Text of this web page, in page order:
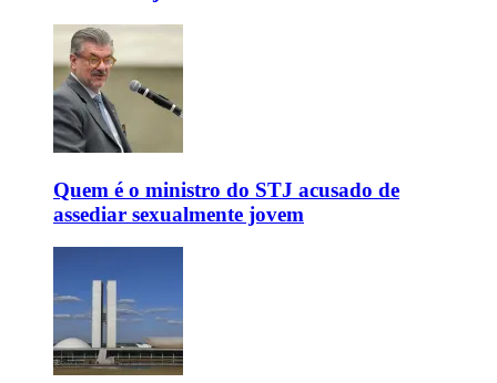
Quem é o ministro do STJ acusado de
assediar sexualmente jovem